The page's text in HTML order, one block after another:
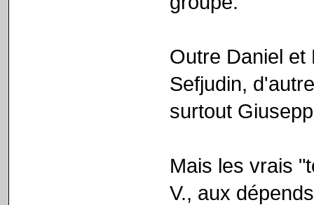
Outre Daniel et
Sefjudin,
surtout
Mais les vrais
V., aux